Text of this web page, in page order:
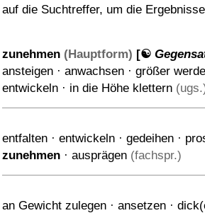
auf die Suchtreffer, um die
zunehmen (Hauptform) [☯
ansteigen · anwachsen · größer
entwickeln · in die Höhe klettern
entfalten · entwickeln · gedeihen ·
zunehmen · ausprägen (fachspr.)
an Gewicht zulegen · ansetzen ·